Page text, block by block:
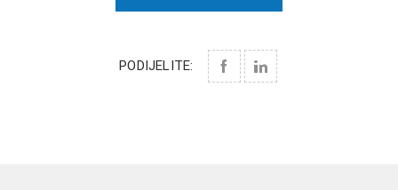
PODIJELITE: